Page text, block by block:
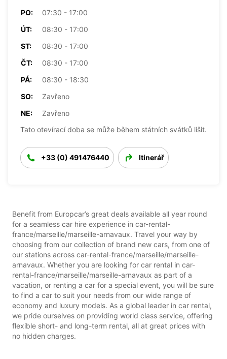
PO:
07:30 - 17:00
ÚT:
08:30 - 17:00
ST:
08:30 - 17:00
ČT:
08:30 - 17:00
PÁ:
08:30 - 18:30
SO:
Zavřeno
NE:
Zavřeno
Tato otevírací doba se může během státních svátků lišit.
+33 (0) 491476440 Itinerář
Benefit from Europcar’s great deals available all year round
for a seamless car hire experience in car-rental-
france/marseille/marseille-arnavaux. Travel your way by
choosing from our collection of brand new cars, from one of
our stations across car-rental-france/marseille/marseille-
arnavaux. Whether you are looking for car rental in car-
rental-france/marseille/marseille-arnavaux as part of a
vacation, or renting a car for a special event, you will be sure
to find a car to suit your needs from our wide range of
economy and luxury models. As a global leader in car rental,
we pride ourselves on providing world class service, offering
flexible short- and long-term rental, all at great prices with
no hidden charges.